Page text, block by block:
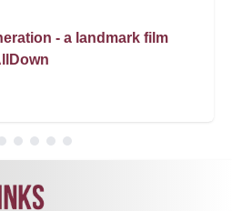
- a landmark film